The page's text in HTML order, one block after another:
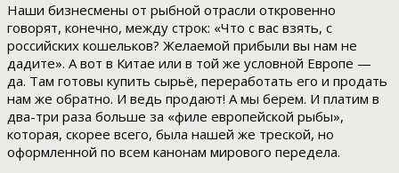
Наши бизнесмены от рыбной отрасли откровенно
говорят, конечно, между строк: «Что с вас взять, с
российских кошельков? Желаемой прибыли вы нам не
дадите». А вот в Китае или в той же условной Европе —
да. Там готовы купить сырьё, переработать его и продать
нам же обратно. И ведь продают! А мы берем. И платим в
два-три раза больше за «филе европейской рыбы»,
которая, скорее всего, была нашей же треской, но
оформленной по всем канонам мирового передела.